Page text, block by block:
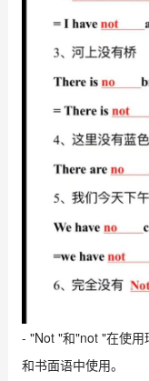
- "Not "和"not "在使
和书面语中使用。